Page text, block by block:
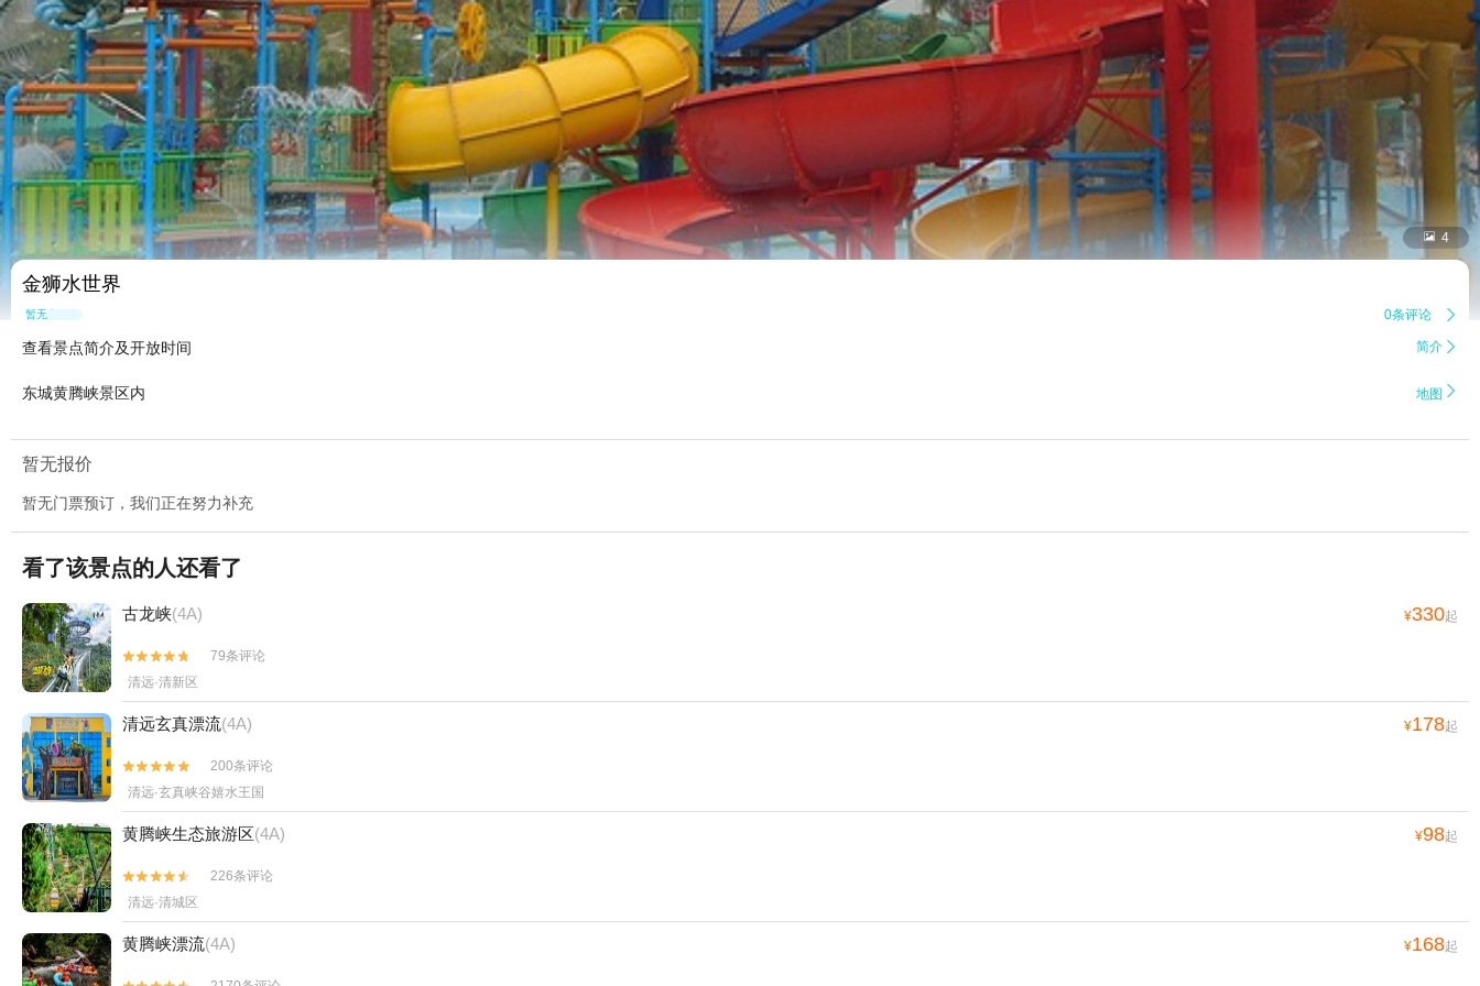
 4
金狮水世界
暂无点评 0条评论 
查看景点简介及开放时间 简介 
东城黄腾峡景区内 地图 
暂无报价
暂无门票预订，我们正在努力补充
看了该景点的人还看了
古龙峡(4A) ¥330起


79条评论
清远·清新区
清远玄真漂流(4A) ¥178起


200条评论
清远·玄真峡谷嬉水王国
黄腾峡生态旅游区(4A) ¥98起


226条评论
清远·清城区
黄腾峡漂流(4A) ¥168起